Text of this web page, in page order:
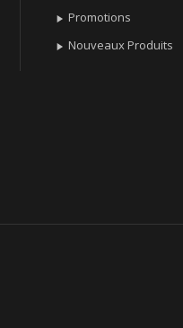
 Promotions
 Nouveaux Produits